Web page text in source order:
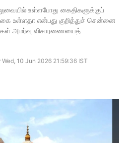
உள்ளபோது கைதிகளுக்குப்
உள்ளதா என்பது குறித்துச் சென்னை
அமர்வு விசாரணையைத்
Wed, 10 Jun 2026 21:59:36 IST